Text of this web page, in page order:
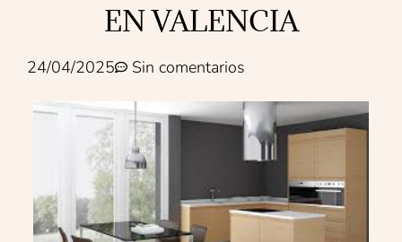
EN VALENCIA
24/04/2025 Sin comentarios